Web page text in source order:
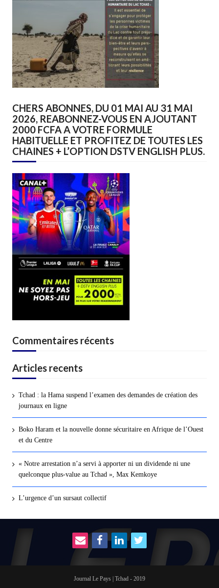
CHERS ABONNES, DU 01 MAI AU 31 MAI
2026, REABONNEZ-VOUS EN AJOUTANT
2000 FCFA A VOTRE FORMULE
HABITUELLE ET PROFITEZ DE TOUTES LES
CHAINES + L’OPTION DSTV ENGLISH PLUS.
Commentaires récents
Articles recents
Tchad : la Hama suspend l’examen des demandes de création des
journaux en ligne
Boko Haram et la nouvelle donne sécuritaire en Afrique de l’Ouest
et du Centre
« Notre arrestation n’a servi à apporter ni un dividende ni une
quelconque plus-value au Tchad », Max Kemkoye
L’urgence d’un sursaut collectif
Journal Le Pays | Tchad - 2019